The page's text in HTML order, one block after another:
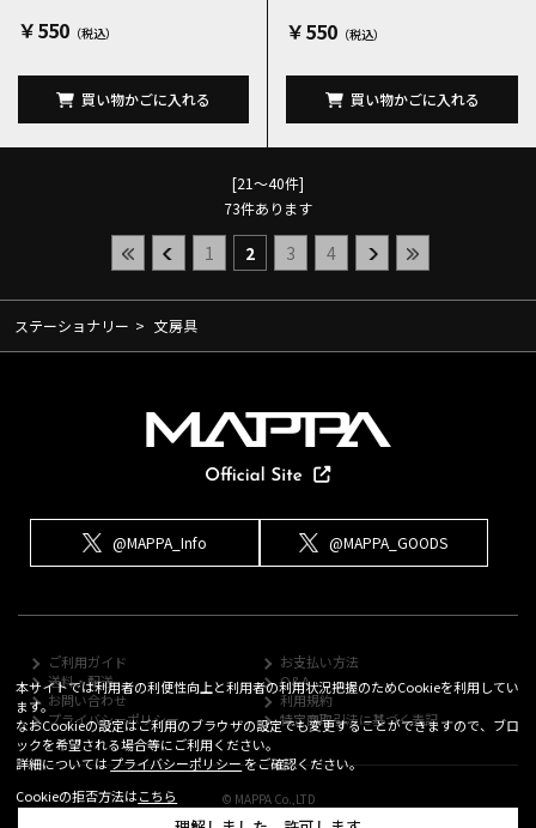
￥550
買い物かごに入れる
￥550
買い物かごに入れる
[21～40件]
73件あります
1 2 3 4
ステーショナリー > 文房具
@MAPPA_Info @MAPPA_GOODS
ご利用ガイド
お支払い方法
送料・配送
Q&A
お問い合わせ
利用規約
プライバシーポリシー
特定商取引法に基づく表記
© MAPPA Co.,LTD
本サイトでは利用者の利便性向上と利用者の利用状況把握のためCookieを利用してい
ます。
なおCookieの設定はご利用のブラウザの設定でも変更することができますので、ブロ
ックを希望される場合等にご利用ください。
詳細についてはプライバシーポリシーをご確認ください。
Cookieの拒否方法はこちら